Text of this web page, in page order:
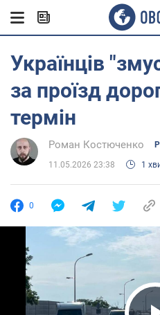
Українців
за проїзд
термін
Роман Костюченко
11.05.2026 23:38 1
0